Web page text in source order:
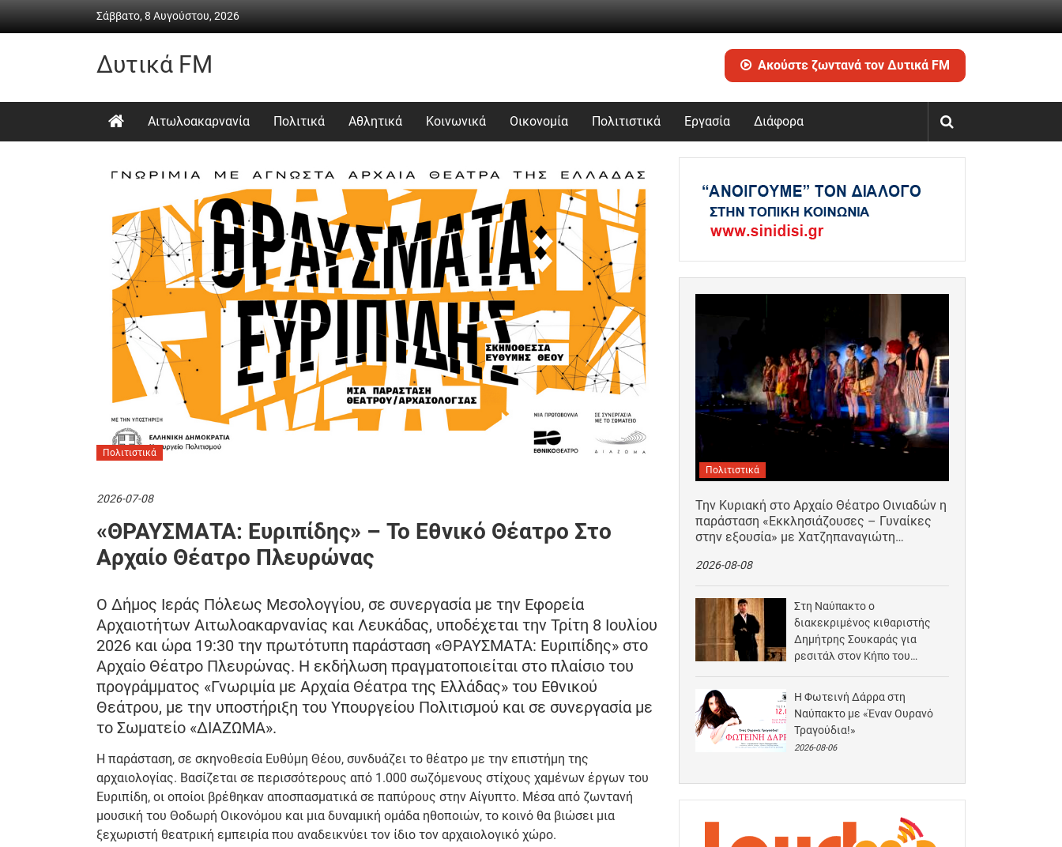
Σάββατο, 8 Αυγούστου, 2026
Δυτικά FM
Καθημερινή
Ακούστε ζωντανά τον Δυτικά FM
Αιτωλοακαρνανία Πολιτικά Αθλητικά Κοινωνικά Οικονομία Πολιτιστικά Εργασία Διάφορα
Πολιτιστικά
2026-07-08
«ΘΡΑΥΣΜΑΤΑ: Ευριπίδης» – Το Εθνικό Θέατρο Στο
Αρχαίο Θέατρο Πλευρώνας
Ο Δήμος Ιεράς Πόλεως Μεσολογγίου, σε συνεργασία με την Εφορεία
Αρχαιοτήτων Αιτωλοακαρνανίας και Λευκάδας, υποδέχεται την Τρίτη 8 Ιουλίου
2026 και ώρα 19:30 την πρωτότυπη παράσταση «ΘΡΑΥΣΜΑΤΑ: Ευριπίδης» στο
Αρχαίο Θέατρο Πλευρώνας. Η εκδήλωση πραγματοποιείται στο πλαίσιο του
προγράμματος «Γνωριμία με Αρχαία Θέατρα της Ελλάδας» του Εθνικού
Θεάτρου, με την υποστήριξη του Υπουργείου Πολιτισμού και σε συνεργασία με
το Σωματείο «ΔΙΑΖΩΜΑ».
Η παράσταση, σε σκηνοθεσία Ευθύμη Θέου, συνδυάζει το θέατρο με την επιστήμη της
αρχαιολογίας. Βασίζεται σε περισσότερους από 1.000 σωζόμενους στίχους χαμένων έργων του
Ευριπίδη, οι οποίοι βρέθηκαν αποσπασματικά σε παπύρους στην Αίγυπτο. Μέσα από ζωντανή
μουσική του Θοδωρή Οικονόμου και μια δυναμική ομάδα ηθοποιών, το κοινό θα βιώσει μια
ξεχωριστή θεατρική εμπειρία που αναδεικνύει τον ίδιο τον αρχαιολογικό χώρο.
Πολιτιστικά
Την Κυριακή στο Αρχαίο Θέατρο Οινιαδών η
παράσταση «Εκκλησιάζουσες – Γυναίκες
στην εξουσία» με Χατζηπαναγιώτη…
2026-08-08
Στη Ναύπακτο ο
διακεκριμένος κιθαριστής
Δημήτρης Σουκαράς για
ρεσιτάλ στον Κήπο του
Η Φωτεινή Δάρρα στη
Ναύπακτο με «Έναν Ουρανό
Τραγούδια!»
2026-08-06